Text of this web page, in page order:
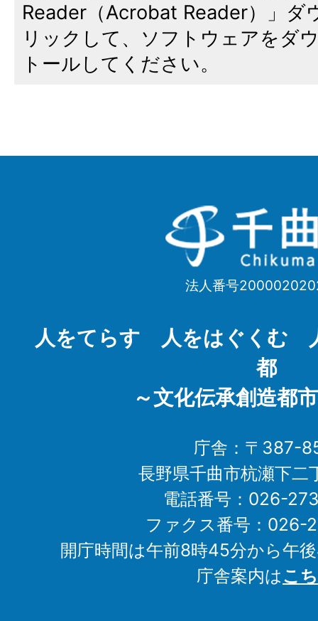
Reader（Acrobat Reader）」ダ
リックして、ソフトウェアをダ
トールしてください。
千
曲
Chikuma
法人番号
人をてらす 人をはぐくむ
都
～文化伝承創造都
庁舎：〒387-
長野県千曲市杭瀬下二
電話番号：026-
ファクス番号：026-
開庁時間は午前8時45分から午
庁舎案内はこ